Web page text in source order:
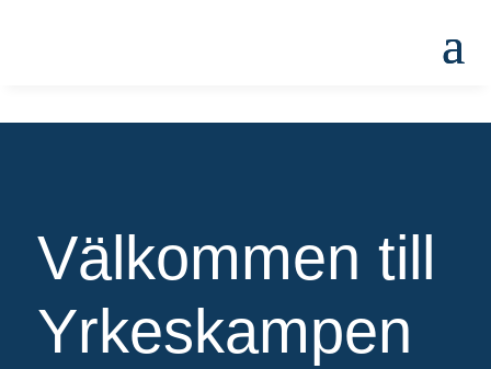
Välkommen till
Yrkeskampen